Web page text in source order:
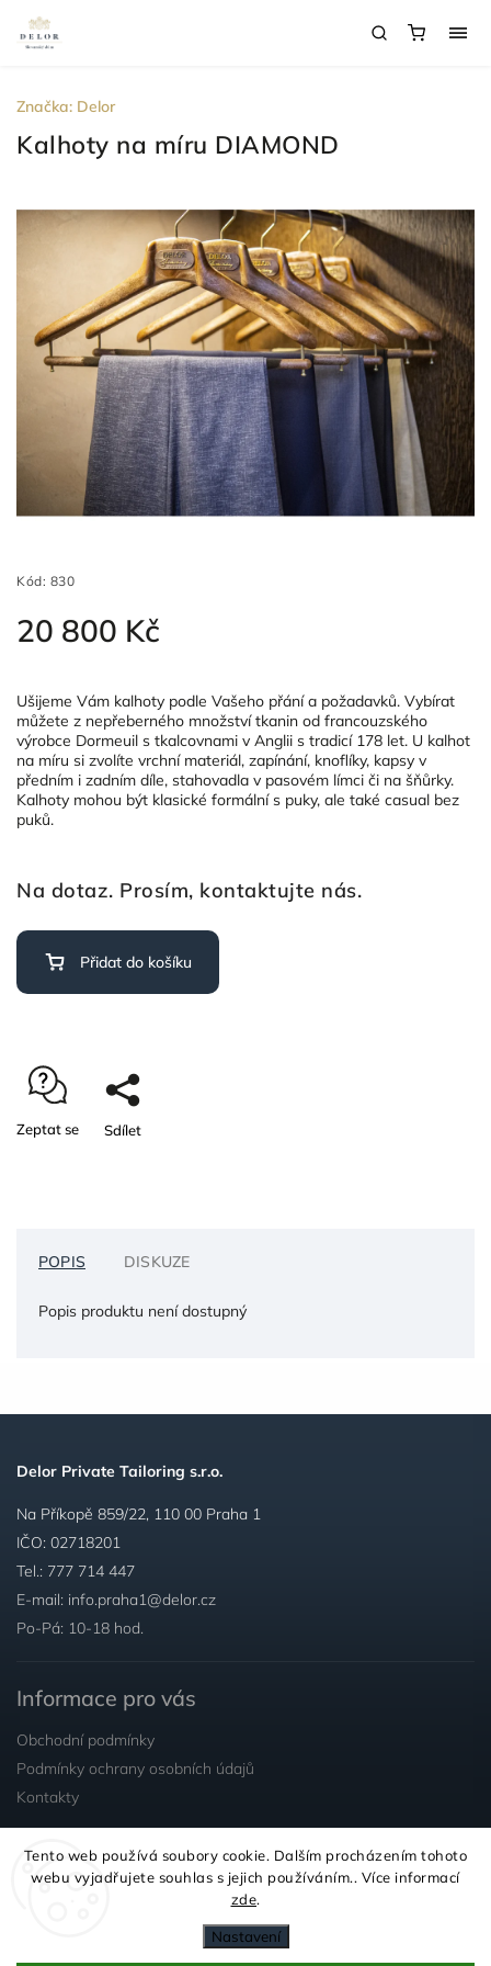
Tento web používá soubory cookie. Dalším procházením tohoto
webu vyjadřujete souhlas s jejich používáním.. Více informací
zde.
Nastavení
Kalhoty na míru DIAMOND
Kód: 830
20 800 Kč
Ušijeme Vám kalhoty podle Vašeho přání a požadavků. Vybírat
můžete z nepřeberného množství tkanin od francouzského
výrobce Dormeuil s tkalcovnami v Anglii s tradicí 178 let. U kalhot
na míru si zvolíte vrchní materiál, zapínání, knoflíky, kapsy v
předním i zadním díle, stahovadla v pasovém límci či na šňůrky.
Kalhoty mohou být klasické formální s puky, ale také casual bez
puků.
Značka: Delor
Na dotaz. Prosím, kontaktujte nás.
Přidat do košíku
Zeptat se Sdílet
POPIS DISKUZE
Popis produktu není dostupný
Delor Private Tailoring s.r.o.
Na Příkopě 859/22, 110 00 Praha 1
IČO: 02718201
Tel.: 777 714 447
E-mail: info.praha1@delor.cz
Po-Pá: 10-18 hod.
Informace pro vás
Obchodní podmínky
Podmínky ochrany osobních údajů
Kontakty
Sledujte nás